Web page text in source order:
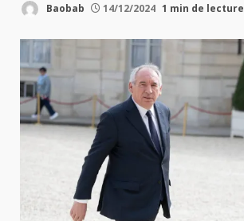
Baobab 14/12/2024 1 min de lecture